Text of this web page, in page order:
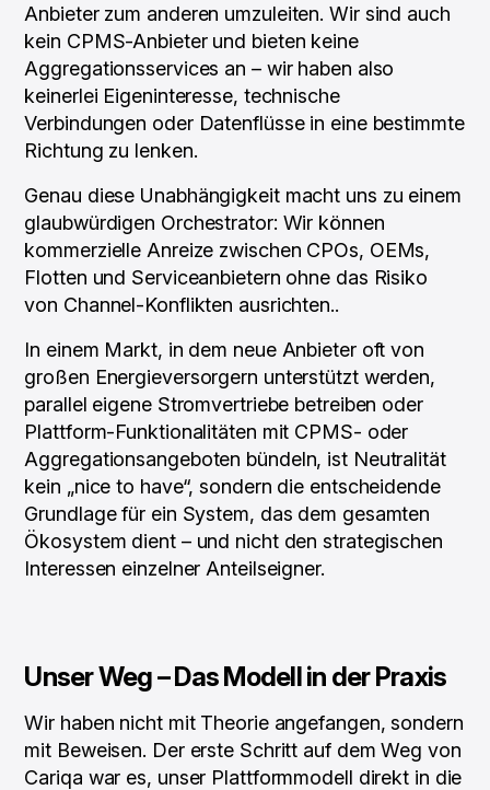
Anbieter zum anderen umzuleiten. Wir sind auch
kein CPMS-Anbieter und bieten keine
Aggregationsservices an – wir haben also
keinerlei Eigeninteresse, technische
Verbindungen oder Datenflüsse in eine bestimmte
Richtung zu lenken.
Genau diese Unabhängigkeit macht uns zu einem
glaubwürdigen Orchestrator: Wir können
kommerzielle Anreize zwischen CPOs, OEMs,
Flotten und Serviceanbietern ohne das Risiko
von Channel-Konflikten ausrichten..
In einem Markt, in dem neue Anbieter oft von
großen Energieversorgern unterstützt werden,
parallel eigene Stromvertriebe betreiben oder
Plattform-Funktionalitäten mit CPMS- oder
Aggregationsangeboten bündeln, ist Neutralität
kein „nice to have“, sondern die entscheidende
Grundlage für ein System, das dem gesamten
Ökosystem dient – und nicht den strategischen
Interessen einzelner Anteilseigner.
Unser Weg – Das Modell in der Praxis
Wir haben nicht mit Theorie angefangen, sondern
mit Beweisen. Der erste Schritt auf dem Weg von
Cariqa war es, unser Plattformmodell direkt in die